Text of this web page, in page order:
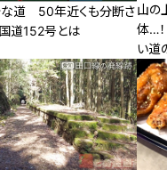
な道 50年近くも分断さ
道152号とは
山の
体…
い道